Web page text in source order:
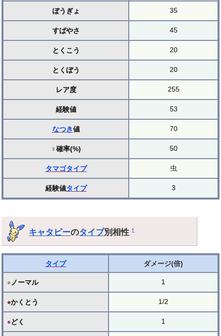
ぼうぎょ 35
すばやさ 45
とくこう 20
とくぼう 20
レア度 255
経験値 53
なつき値 70
♀確率(%) 50
タマゴタイプ 虫
経験値タイプ 3
キャタピーのタイプ別相性†
タイプ ダメージ(倍)
● ノーマル 1
●かくとう 1/2
●どく 1